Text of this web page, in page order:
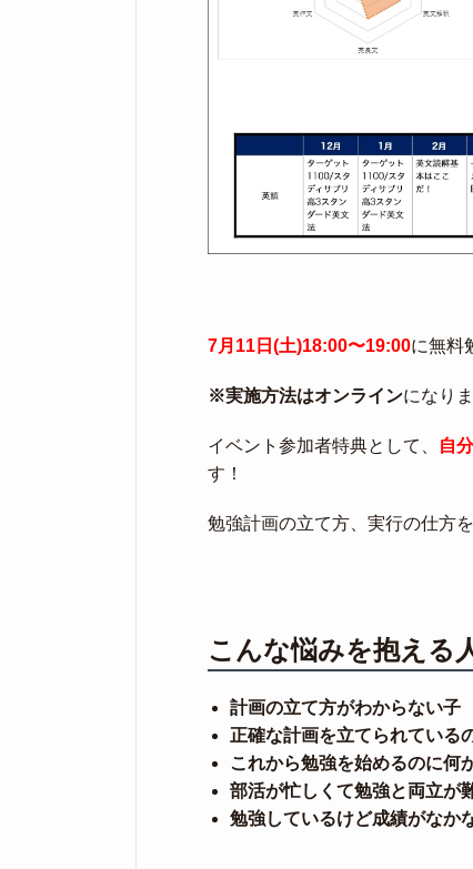
7月11日(土)18:00〜19:00に無料
※実施方法はオンラインになりま
イベント参加者特典として、 自
す！
勉強計画の立て方、実行の仕方
こんな悩みを抱える
計画の立て方がわからない子
正確な計画を立てられている
これから勉強を始めるのに何
部活が忙しくて勉強と両立が
勉強しているけど成績がなか